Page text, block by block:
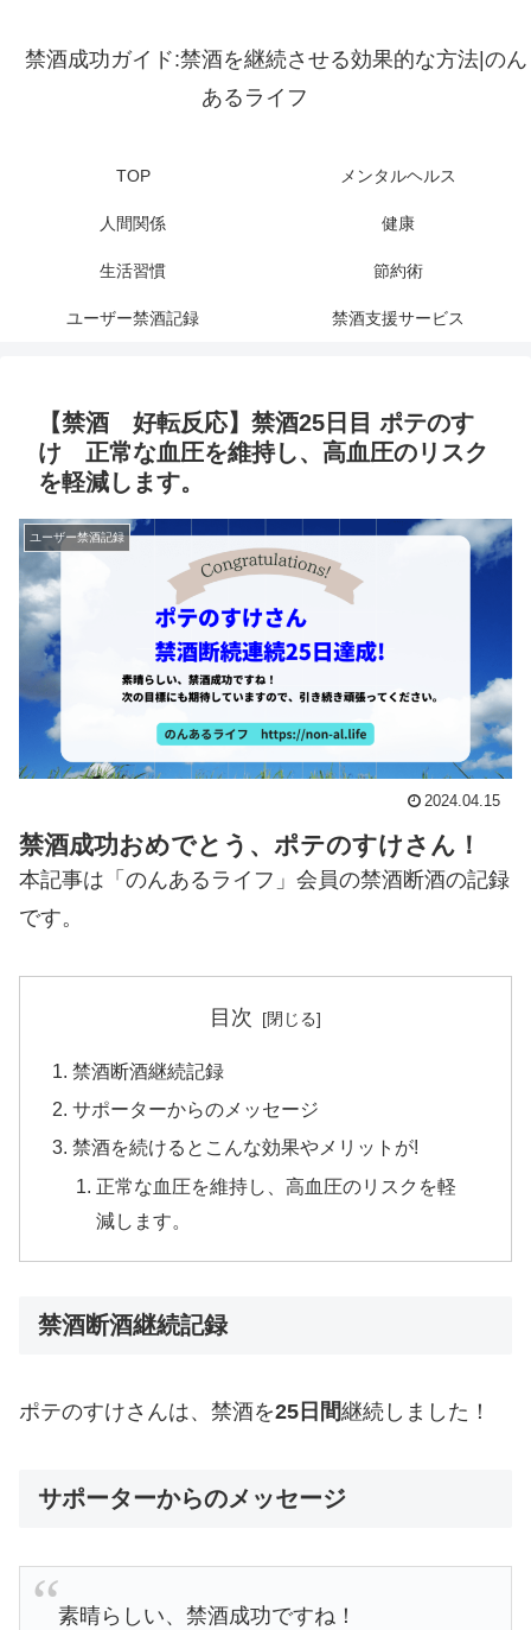
禁酒成功ガイド:禁酒を継続させる効果的な方法|のん
あるライフ
TOP メンタルヘルス
人間関係 健康
生活習慣 節約術
ユーザー禁酒記録 禁酒支援サービス
【禁酒 好転反応】禁酒25日目 ポテのす
け 正常な血圧を維持し、高血圧のリスク
を軽減します。
ユーザー禁酒記録
2024.04.15
禁酒成功おめでとう、ポテのすけさん！
本記事は「のんあるライフ」会員の禁酒断酒の記録
です。
目次
禁酒断酒継続記録
サポーターからのメッセージ
禁酒を続けるとこんな効果やメリットが!
正常な血圧を維持し、高血圧のリスクを軽
減します。
禁酒断酒継続記録
ポテのすけさんは、禁酒を25日間継続しました！
サポーターからのメッセージ
素晴らしい、禁酒成功ですね！